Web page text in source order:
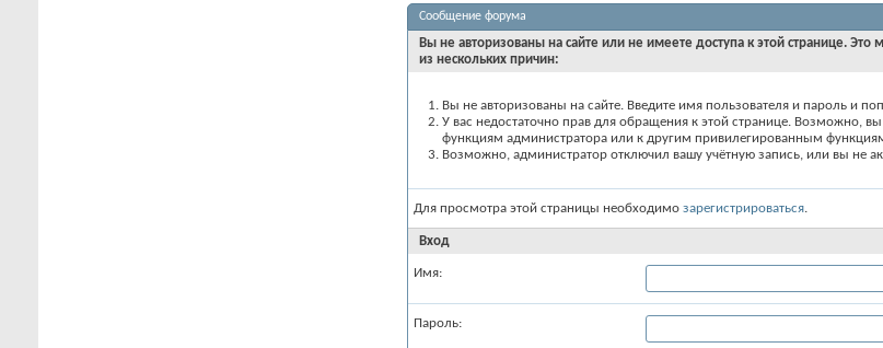
Сообщение форума
Вы не авторизованы на сайте или не имеете доступа к этой странице. Это
из нескольких причин:
Вы не авторизованы на сайте. Введите имя пользователя и пароль и
У вас недостаточно прав для обращения к этой странице. Возможно, вы
функциям администратора или к другим привилегированным
Возможно, администратор отключил вашу учётную запись, или вы не
Для просмотра этой страницы необходимо зарегистрироваться.
Вход
Имя:
Пароль: